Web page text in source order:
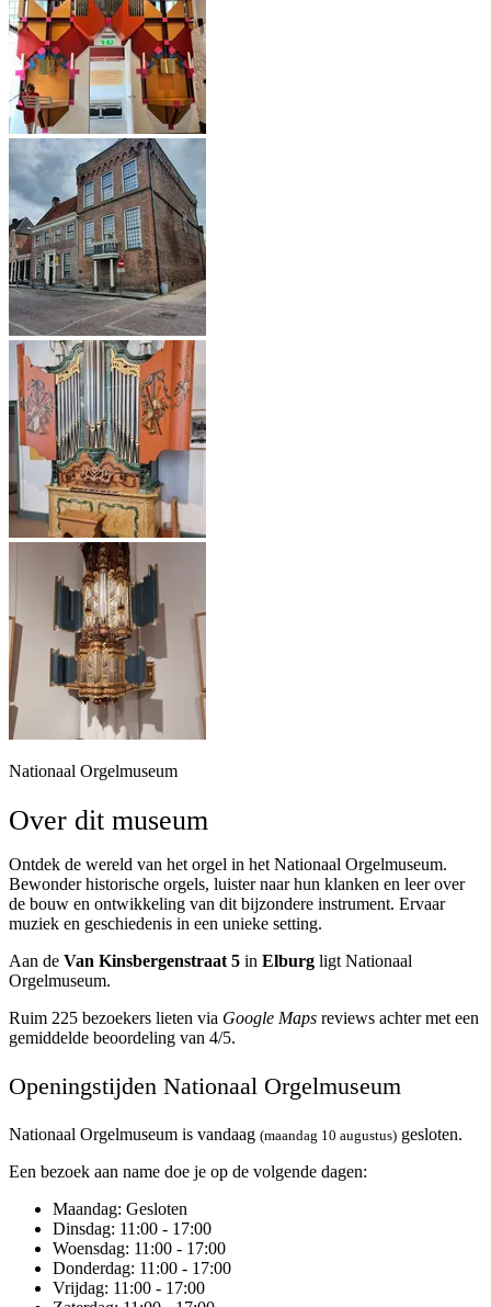
Nationaal Orgelmuseum
Over dit museum
Ontdek de wereld van het orgel in het Nationaal Orgelmuseum.
Bewonder historische orgels, luister naar hun klanken en leer over
de bouw en ontwikkeling van dit bijzondere instrument. Ervaar
muziek en geschiedenis in een unieke setting.
Aan de Van Kinsbergenstraat 5 in Elburg ligt Nationaal
Orgelmuseum.
Ruim 225 bezoekers lieten via Google Maps reviews achter met een
gemiddelde beoordeling van 4/5.
Openingstijden Nationaal Orgelmuseum
Nationaal Orgelmuseum is vandaag (maandag 10 augustus) gesloten.
Een bezoek aan name doe je op de volgende dagen:
Maandag: Gesloten
Dinsdag: 11:00 - 17:00
Woensdag: 11:00 - 17:00
Donderdag: 11:00 - 17:00
Vrijdag: 11:00 - 17:00